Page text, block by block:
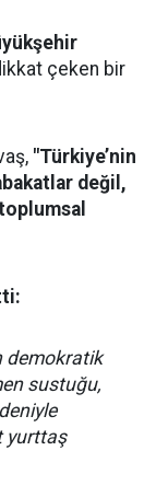
çeken bir
"Türkiye’nin
değil,
demokratik
sustuğu,
yurttaş